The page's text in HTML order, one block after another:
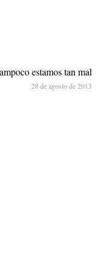
estamos tan mal
28 de agosto de 2013